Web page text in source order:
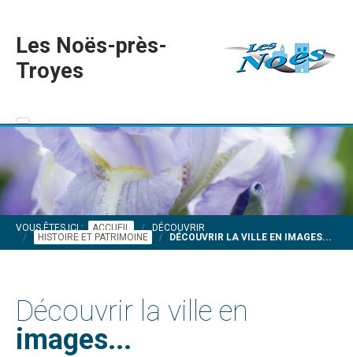
Les Noës-près-
Troyes
VOUS ÊTES ICI : ACCUEIL
DÉCOUVRIR
HISTOIRE ET PATRIMOINE
DÉCOUVRIR LA VILLE EN IMAGES...
Découvrir la ville en
images...